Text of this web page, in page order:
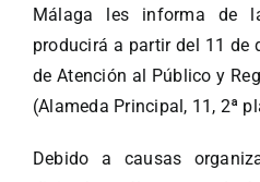
Málaga les informa de
producirá a partir del 11 de
de Atención al Público y
(Alameda Principal, 11, 2ª
Debido a causas